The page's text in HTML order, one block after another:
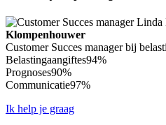
Klompenhouwer
Customer Succes manager bij
Belastingaangiftes94%
Prognoses90%
Communicatie97%
Ik help je graag